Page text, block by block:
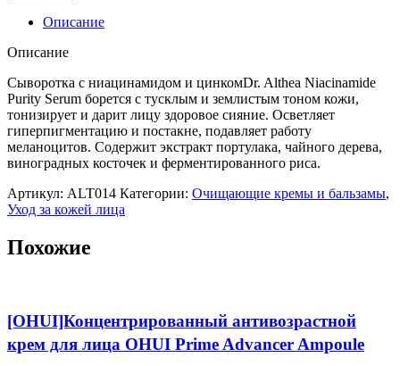
сыворотка
ниацинамидом
цинком
Dr.
Althea
Niacinamide
Purity
Serum,30мл
Описание
Описание
Сыворотка с ниацинамидом и цинкомDr. Althea Niacinamide
Purity Serum борется с тусклым и землистым тоном кожи,
тонизирует и дарит лицу здоровое сияние. Осветляет
гиперпигментацию и постакне, подавляет работу
меланоцитов. Содержит экстракт портулака, чайного дерева,
виноградных косточек и ферментированного риса.
Артикул: ALT014 Категории: Очищающие кремы и бальзамы,
Уход за кожей лица
Похожие
[OHUI]Концентрированный антивозрастной
крем для лица OHUI Prime Advancer Ampoule